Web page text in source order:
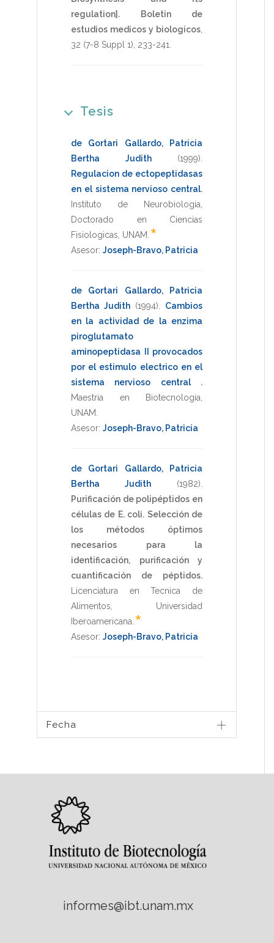
regulation].
Boletin de
estudios medicos y biologicos
32 (7-8 Suppl 1), 233-241
Tesis
de Gortari Gallardo, Patricia
Bertha Judith
(1999)
Regulacion de ectopeptidasas
en el sistema nervioso central.
Instituto de Neurobiologia
Doctorado en Ciencias
Fisiologicas UNAM *
Asesor: Joseph-Bravo, Patricia
de Gortari Gallardo, Patricia
Bertha Judith (1994)
Cambios
en la actividad de la enzima
piroglutamato
aminopeptidasa II provocados
por el estimulo electrico en el
sistema nervioso central .
Maestria en Biotecnologia
UNAM
Asesor: Joseph-Bravo, Patricia
de Gortari Gallardo, Patricia
Bertha Judith
(1982)
Purificación de polipéptidos en
células de E. coli. Selección de
los métodos óptimos
necesarios para la
identificación, purificación y
cuantificación de péptidos.
Licenciatura en Tecnica de
Alimentos
Universidad
Iberoamericana *
Asesor: Joseph-Bravo, Patricia
Fecha
informes@ibt.unam.mx